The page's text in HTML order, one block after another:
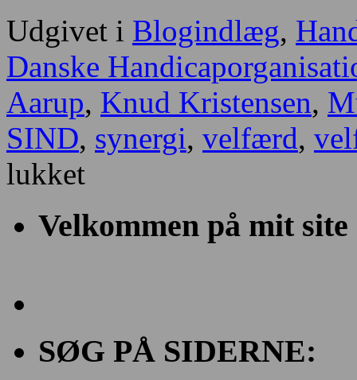
Udgivet i Blogindlæg,
Danske
Aarup, Knud Kristensen,
SIND, synergi, velfærd,
lukket
frivillighed
Velkommen på mit site
SØG PÅ SIDERNE: